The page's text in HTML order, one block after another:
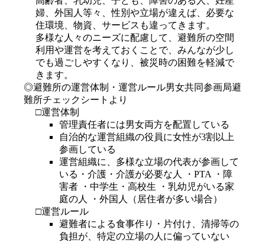
婦、外国人等々、性別や立場が違えば、必要な
住環境、物資、サービスも違ってきます。
多様な人々のニーズに配慮して、避難所の空間
利用や運営を考えておくことで、みんなが少し
でも過ごしやすくなり、被災時の困難を軽減で
きます。
◎避難所の運営体制・運営ルール男女共同参画局避
難所チェックシートより
□運営体制
管理責任者には男女両方を配置している
自治的な運営組織の役員に女性が3割以上
参画している
運営組織に、多様な立場の代表が参画して
いる・介護・介護が必要な人 ・PTA ・障
害者 ・中学生・高校生 ・乳幼児がいる家
庭の人 ・外国人（居住者が多い場合）
□運営ルール
避難者による食事作り・片付け、清掃等の
負担が、特定の立場の人に偏っていない